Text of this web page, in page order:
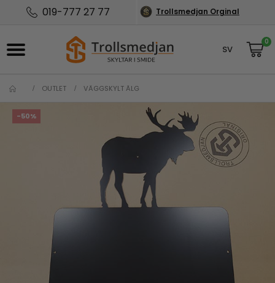
019-777 27 77 Trollsmedjan Orginal
SV
0
OUTLET VÄGGSKYLT ÄLG
-50%